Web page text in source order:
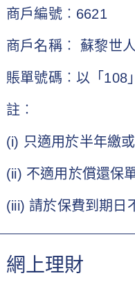
商戶編號︰6621
商戶名稱︰ 蘇黎世
賬單號碼︰以「108
註︰
(i) 只適用於半年繳
(ii) 不適用於償還保
(iii) 請於保費到期日
網上理財